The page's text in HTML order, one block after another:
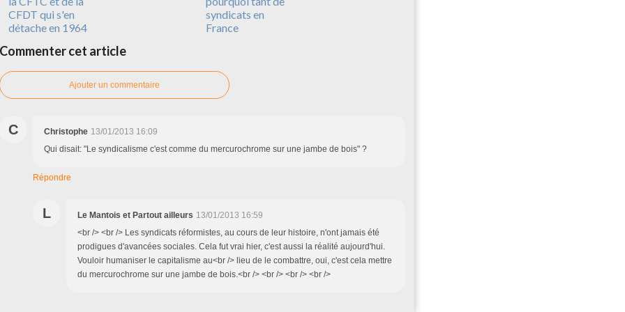
CFDT qui s'en
détache en 1964
syndicats en
France
Commenter cet article
Ajouter un commentaire
C Christophe 13/01/2013 16:09
Qui disait: "Le syndicalisme c'est comme du mercurochrome sur une jambe de bois" ?
Répondre
L Le Mantois et Partout ailleurs 13/01/2013 16:59
<br /> <br /> Les syndicats réformistes, au cours de leur histoire, n'ont jamais été
prodigues d'avancées sociales. Cela fut vrai hier, c'est aussi la réalité aujourd'hui.
Vouloir humaniser le capitalisme au<br /> lieu de le combattre, oui, c'est cela mettre
du mercurochrome sur une jambe de bois.<br /> <br /> <br /> <br />